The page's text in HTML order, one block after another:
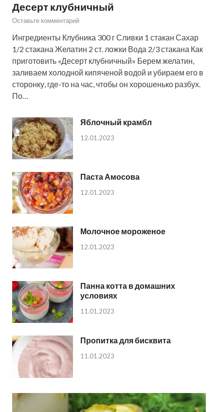
Десерт клубничный
Оставьте комментарий
Ингредиенты Клубника 300 г Сливки 1 стакан Сахар
1/2 стакана Желатин 2 ст. ложки Вода 2/3 стакана Как
приготовить «Десерт клубничный» Берем желатин,
заливаем холодной кипяченой водой и убираем его в
сторонку, где-то на час, чтобы он хорошенько разбух.
По…
Яблочный крамбл
12.01.2023
Паста Амосова
12.01.2023
Молочное мороженое
12.01.2023
Панна котта в домашних
условиях
11.01.2023
Пропитка для бисквита
11.01.2023